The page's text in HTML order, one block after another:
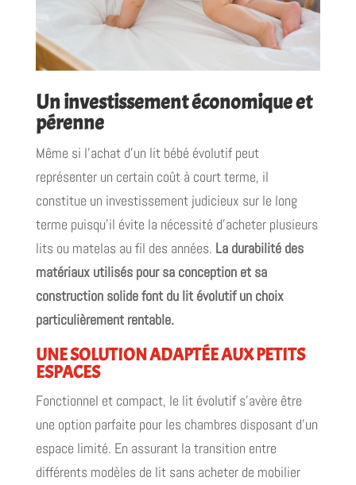
Un investissement économique et
pérenne
Même si l’achat d’un lit bébé évolutif peut
représenter un certain coût à court terme, il
constitue un investissement judicieux sur le long
terme puisqu’il évite la nécessité d’acheter plusieurs
lits ou matelas au fil des années. La durabilité des
matériaux utilisés pour sa conception et sa
construction solide font du lit évolutif un choix
particulièrement rentable.
UNE SOLUTION ADAPTÉE AUX PETITS
ESPACES
Fonctionnel et compact, le lit évolutif s’avère être
une option parfaite pour les chambres disposant d’un
espace limité. En assurant la transition entre
différents modèles de lit sans acheter de mobilier